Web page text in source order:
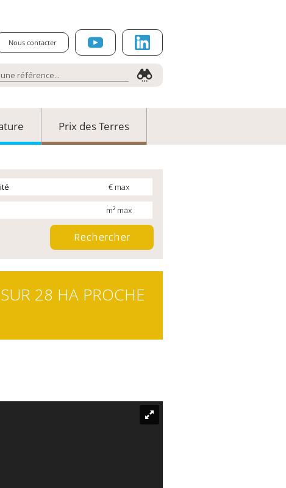
Nous contacter
Prix des Terres
€ max
m² max
28 HA PROCHE